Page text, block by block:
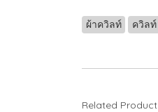
ผ้าควิลท์ ควิลท์
Related Product